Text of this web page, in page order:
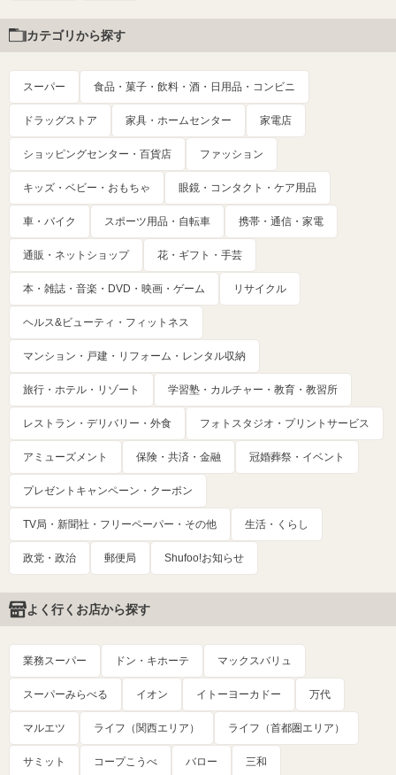
カテゴリから探す
スーパー 食品・菓子・飲料・酒・日用品・コンビニ
ドラッグストア 家具・ホームセンター 家電店
ショッピングセンター・百貨店 ファッション
キッズ・ベビー・おもちゃ 眼鏡・コンタクト・ケア用品
車・バイク スポーツ用品・自転車 携帯・通信・家電
通販・ネットショップ 花・ギフト・手芸
本・雑誌・音楽・DVD・映画・ゲーム リサイクル
ヘルス&ビューティ・フィットネス
マンション・戸建・リフォーム・レンタル収納
旅行・ホテル・リゾート 学習塾・カルチャー・教育・教習所
レストラン・デリバリー・外食 フォトスタジオ・プリントサービス
アミューズメント 保険・共済・金融 冠婚葬祭・イベント
プレゼントキャンペーン・クーポン
TV局・新聞社・フリーペーパー・その他 生活・くらし
政党・政治 郵便局 Shufoo!お知らせ
よく行くお店から探す
業務スーパー ドン・キホーテ マックスバリュ
スーパーみらべる イオン イトーヨーカドー 万代
マルエツ ライフ（関西エリア） ライフ（首都圏エリア）
サミット コープこうべ バロー 三和